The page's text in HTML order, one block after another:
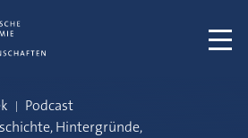
Podcast
Hintergründe,